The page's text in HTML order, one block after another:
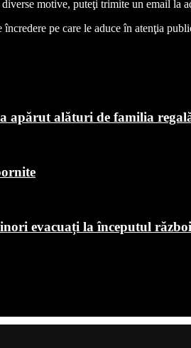
motive, puteţi trimite un email la
pe care le aduce în atenţia
apărut alături de familia
evacuați la începutul